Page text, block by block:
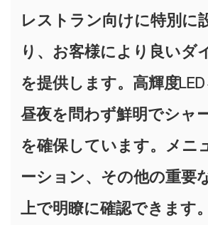
レストラン向けに特別に
り、お客様により良いダ
を提供します。高輝度LED
昼夜を問わず鮮明でシャ
を確保しています。メニ
ーション、その他の重要
上で明瞭に確認できます。